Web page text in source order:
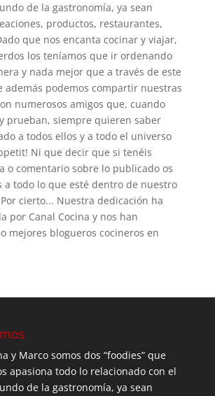
de la gastronomía, ya sean
productos, restaurantes,
que nos encanta cocinar y viajar,
los teníamos que ir ordenando
y nada mejor que a través de este
además podemos compartir nuestras
numerosos amigos que, cuando
prueban, siempre quieren saber
a todos ellos y a todo el universo
Ni que decir que si tenéis
o comentario sobre lo publicado os
a todo lo que esté dentro de nuestro
Por cierto... Nuestra dedicación ha
por Canal Cocina y nos han
mejores blogueros cocineros en
y Marco somos dos “foodies” que
apasiona todo lo relacionado con el
de la gastronomía, ya sean